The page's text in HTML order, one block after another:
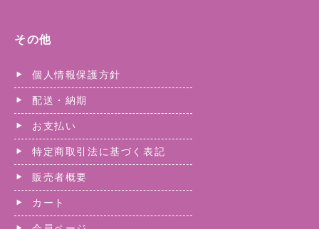
その他
個人情報保護方針
配送・納期
お支払い
特定商取引法に基づく表記
販売者概要
カート